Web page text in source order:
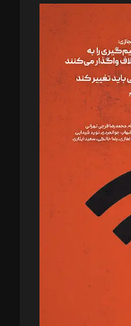
سروش کرمیان،
فتحی